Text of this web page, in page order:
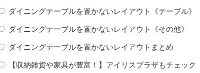
ダイニングテーブルを置かないレイアウト《テーブル》
ダイニングテーブルを置かないレイアウト《その他》
ダイニングテーブルを置かないレイアウトまとめ
【収納雑貨や家具が豊富！】アイリスプラザもチェック